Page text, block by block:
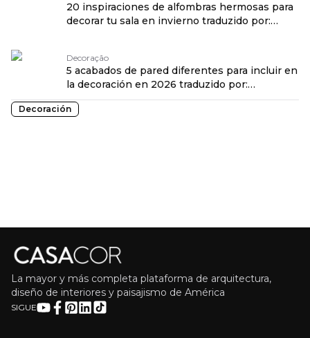
20 inspiraciones de alfombras hermosas para
decorar tu sala en invierno traduzido por:
Decoração
5 acabados de pared diferentes para incluir en
la decoración en 2026 traduzido por:
OPENROUTER
Decoración
La mayor y más completa plataforma de arquitectura,
diseño de interiores y paisajismo de América
SIGUE